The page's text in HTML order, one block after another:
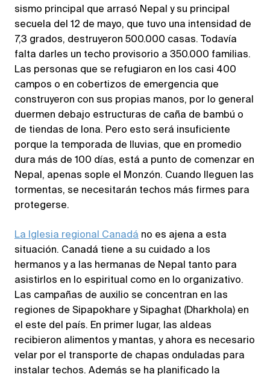
sismo principal que arrasó Nepal y su principal
secuela del 12 de mayo, que tuvo una intensidad de
7,3 grados, destruyeron 500.000 casas. Todavía
falta darles un techo provisorio a 350.000 familias.
Las personas que se refugiaron en los casi 400
campos o en cobertizos de emergencia que
construyeron con sus propias manos, por lo general
duermen debajo estructuras de caña de bambú o
de tiendas de lona. Pero esto será insuficiente
porque la temporada de lluvias, que en promedio
dura más de 100 días, está a punto de comenzar en
Nepal, apenas sople el Monzón. Cuando lleguen las
tormentas, se necesitarán techos más firmes para
protegerse.
La Iglesia regional Canadá no es ajena a esta
situación. Canadá tiene a su cuidado a los
hermanos y a las hermanas de Nepal tanto para
asistirlos en lo espiritual como en lo organizativo.
Las campañas de auxilio se concentran en las
regiones de Sipapokhare y Sipaghat (Dharkhola) en
el este del país. En primer lugar, las aldeas
recibieron alimentos y mantas, y ahora es necesario
velar por el transporte de chapas onduladas para
instalar techos. Además se ha planificado la